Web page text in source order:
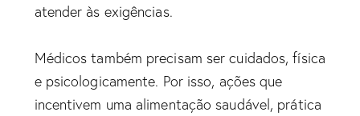
atender às exigências.
Médicos também precisam ser cuidados, física
e psicologicamente. Por isso, ações que
incentivem uma alimentação saudável, prática